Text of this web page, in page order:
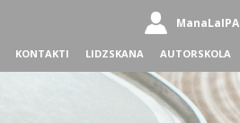
ManaLaIPA
KONTAKTI LIDZSKANA AUTORSKOLA